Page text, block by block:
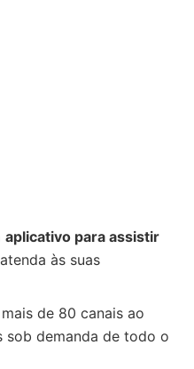
aplicativo para assistir
às suas
de 80 canais ao
sob demanda de todo o